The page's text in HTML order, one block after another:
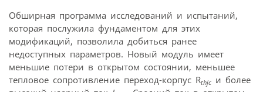
Обширная программа исследований и испытаний,
которая послужила фундаментом для этих
модификаций, позволила добиться ранее
недоступных параметров. Новый модуль имеет
меньшие потери в открытом состоянии, меньшее
тепловое сопротивление переход-корпус Rthjc и более